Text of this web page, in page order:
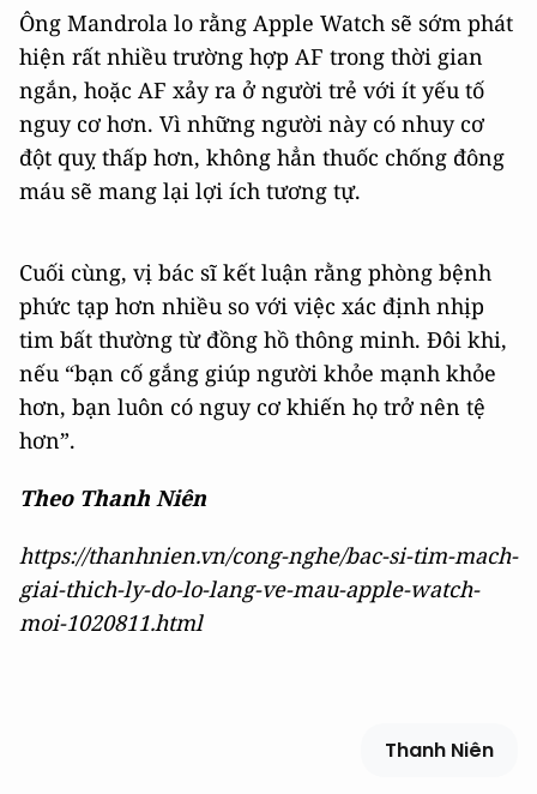
Ông Mandrola lo rằng Apple Watch sẽ sớm phát
hiện rất nhiều trường hợp AF trong thời gian
ngắn, hoặc AF xảy ra ở người trẻ với ít yếu tố
nguy cơ hơn. Vì những người này có nhuy cơ
đột quỵ thấp hơn, không hẳn thuốc chống đông
máu sẽ mang lại lợi ích tương tự.
Cuối cùng, vị bác sĩ kết luận rằng phòng bệnh
phức tạp hơn nhiều so với việc xác định nhịp
tim bất thường từ đồng hồ thông minh. Đôi khi,
nếu “bạn cố gắng giúp người khỏe mạnh khỏe
hơn, bạn luôn có nguy cơ khiến họ trở nên tệ
hơn”.
Theo Thanh Niên
https://thanhnien.vn/cong-nghe/bac-si-tim-mach-
giai-thich-ly-do-lo-lang-ve-mau-apple-watch-
moi-1020811.html
Thanh Niên